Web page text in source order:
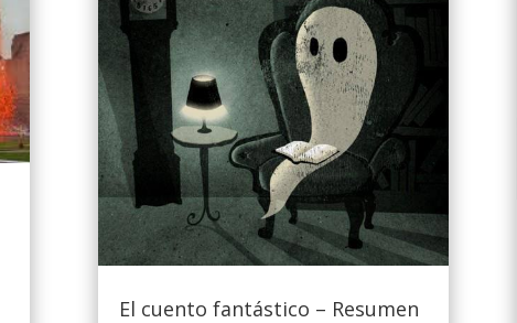
El cuento fantástico – Resumen